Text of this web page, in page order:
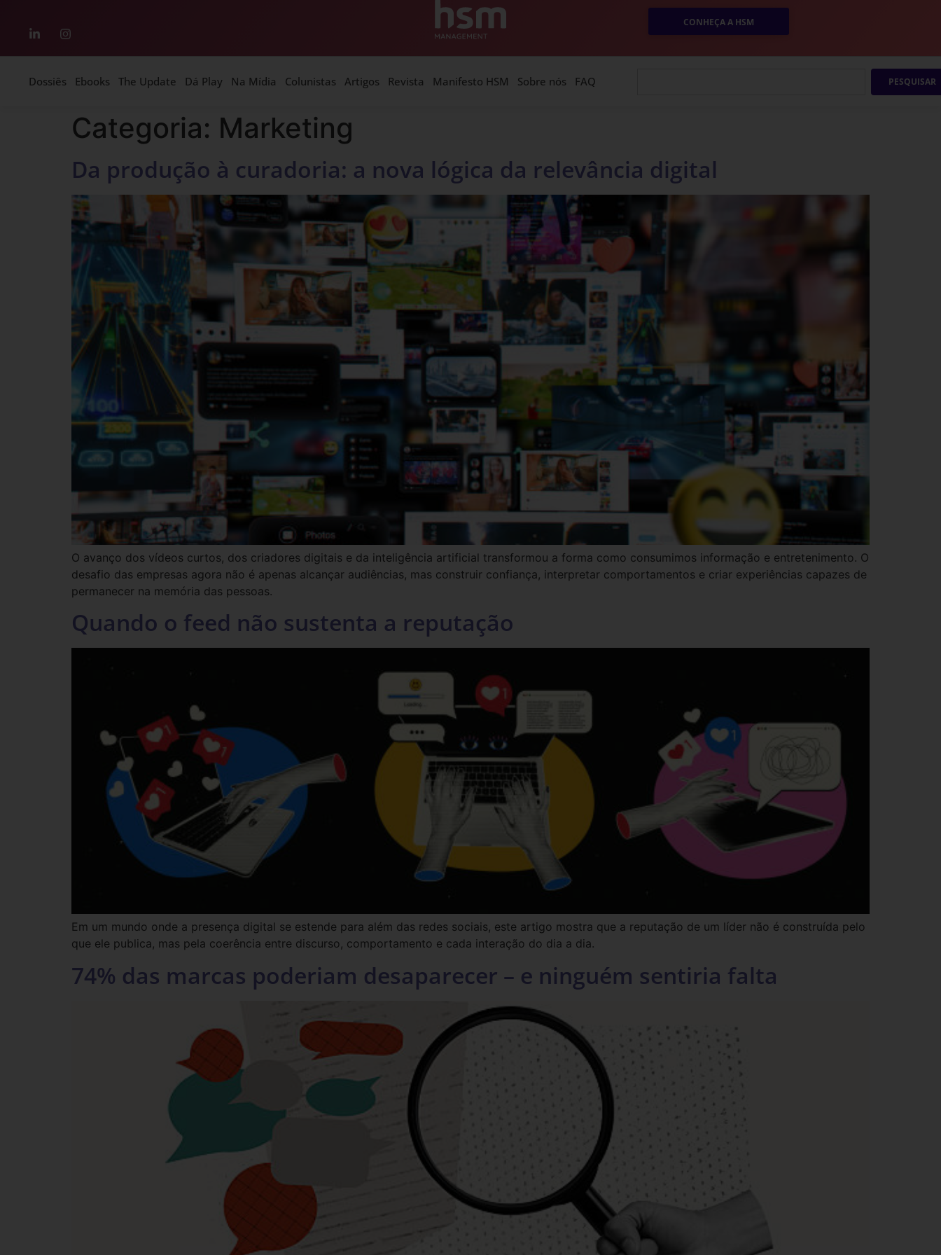
CONHEÇA A HSM
Dossiês Ebooks The Update Dá Play Na Mídia Colunistas Artigos Revista Manifesto HSM Sobre nós FAQ PESQUISAR
Categoria: Marketing
Da produção à curadoria: a nova lógica da relevância digital
O avanço dos vídeos curtos, dos criadores digitais e da inteligência artificial transformou a forma como consumimos informação e entretenimento. O
desafio das empresas agora não é apenas alcançar audiências, mas construir confiança, interpretar comportamentos e criar experiências capazes de
permanecer na memória das pessoas.
Quando o feed não sustenta a reputação
Em um mundo onde a presença digital se estende para além das redes sociais, este artigo mostra que a reputação de um líder não é construída pelo
que ele publica, mas pela coerência entre discurso, comportamento e cada interação do dia a dia.
74% das marcas poderiam desaparecer – e ninguém sentiria falta